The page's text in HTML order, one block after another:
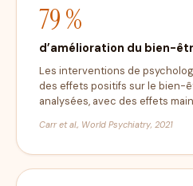
79 %
d’amélioration du bien-
Les interventions de
des effets positifs sur le bien-
analysées, avec des effets
Carr et al., World Psychiatry, 2021